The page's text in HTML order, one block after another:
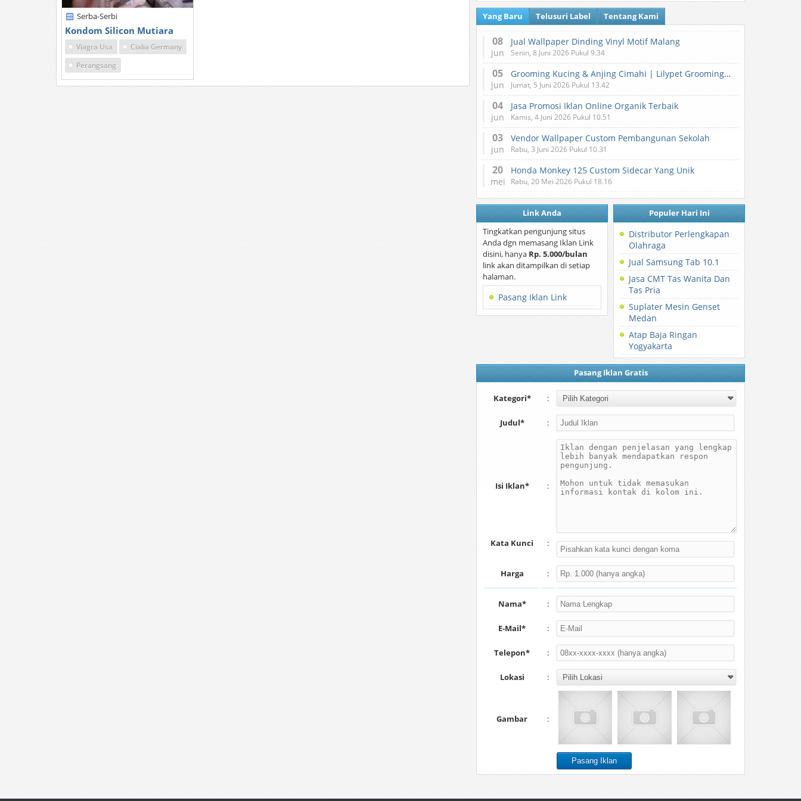
Serba-Serbi
Kondom Silicon Mutiara
Viagra Usa
Cialia Germany
Perangsang
Yang Baru Telusuri Label Tentang Kami
08
jun
Jual Wallpaper Dinding Vinyl Motif Malang
Senin, 8 Juni 2026 Pukul 9.34
05
jun
Grooming Kucing & Anjing Cimahi | Lilypet Grooming & Pet Hotel
Jumat, 5 Juni 2026 Pukul 13.42
04
jun
Jasa Promosi Iklan Online Organik Terbaik
Kamis, 4 Juni 2026 Pukul 10.51
03
jun
Vendor Wallpaper Custom Pembangunan Sekolah
Rabu, 3 Juni 2026 Pukul 10.31
20
mei
Honda Monkey 125 Custom Sidecar Yang Unik
Rabu, 20 Mei 2026 Pukul 18.16
Link Anda
Tingkatkan pengunjung situs
Anda dgn memasang Iklan Link
disini, hanya Rp. 5.000/bulan
link akan ditampilkan di setiap
halaman.
Pasang Iklan Link
Populer Hari Ini
Distributor Perlengkapan
Olahraga
Jual Samsung Tab 10.1
Jasa CMT Tas Wanita Dan
Tas Pria
Suplater Mesin Genset
Medan
Atap Baja Ringan
Yogyakarta
Pasang Iklan Gratis
Kategori* :
Judul* :
Isi Iklan* :
Kata Kunci :
Harga :
Nama* :
E-Mail* :
Telepon* :
Lokasi :
Gambar :